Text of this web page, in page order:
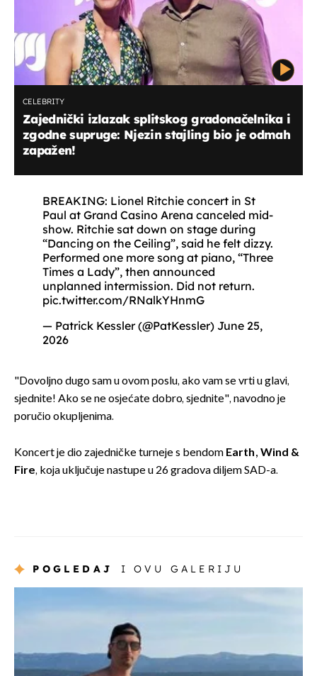
CELEBRITY
Zajednički izlazak splitskog gradonačelnika i
zgodne supruge: Njezin stajling bio je odmah
zapažen!
BREAKING: Lionel Ritchie concert in St
Paul at Grand Casino Arena canceled mid-
show. Ritchie sat down on stage during
“Dancing on the Ceiling”, said he felt dizzy.
Performed one more song at piano, “Three
Times a Lady”, then announced
unplanned intermission. Did not return.
pic.twitter.com/RNalkYHnmG
— Patrick Kessler (@PatKessler) June 25,
2026
"Dovoljno dugo sam u ovom poslu, ako vam se vrti u glavi,
sjednite! Ako se ne osjećate dobro, sjednite", navodno je
poručio okupljenima.
Koncert je dio zajedničke turneje s bendom Earth, Wind &
Fire, koja uključuje nastupe u 26 gradova diljem SAD-a.
POGLEDAJ I OVU GALERIJU